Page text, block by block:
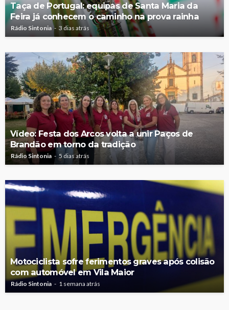
Taça de Portugal: equipas de Santa Maria da
Feira já conhecem o caminho na prova rainha
Rádio Sintonia 3 dias atrás
Vídeo: Festa dos Arcos volta a unir Paços de
Brandão em torno da tradição
Rádio Sintonia 5 dias atrás
Motociclista sofre ferimentos graves após colisão
com automóvel em Vila Maior
Rádio Sintonia 1 semana atrás